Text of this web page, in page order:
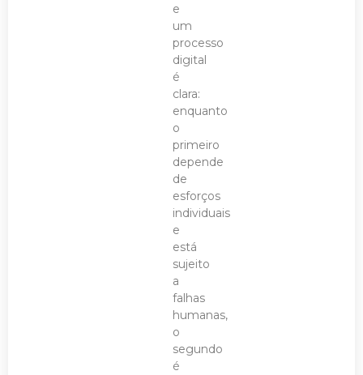
e
um
processo
digital
é
clara:
enquanto
o
primeiro
depende
de
esforços
individuais
e
está
sujeito
a
falhas
humanas,
o
segundo
é